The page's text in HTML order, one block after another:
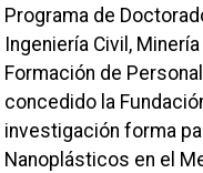
Programa de
Ingeniería Civil,
Formación de
concedido la
investigación forma
Nanoplásticos en el